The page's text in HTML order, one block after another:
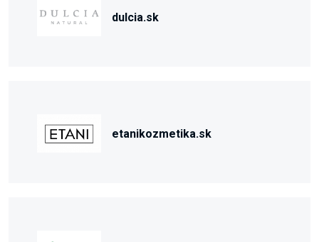
dulcia.sk
etanikozmetika.sk